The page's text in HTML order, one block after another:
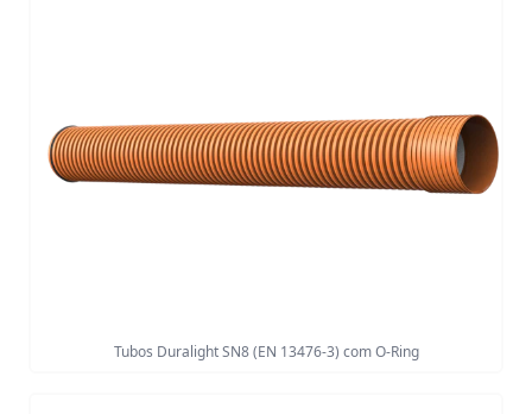
Tubos Duralight SN8 (EN 13476-3) com O-Ring